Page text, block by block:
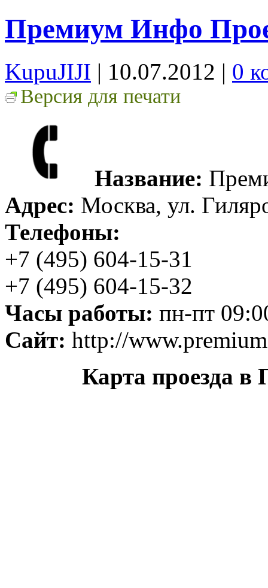
Премиум Инфо
KupuJIJI | 10.07.2012 | 0
Версия для печати
Название:
Адрес: Москва, ул.
Телефоны:
+7 (495) 604-15-31
+7 (495) 604-15-32
Часы работы: пн-пт
Сайт: http://
Карта проезда